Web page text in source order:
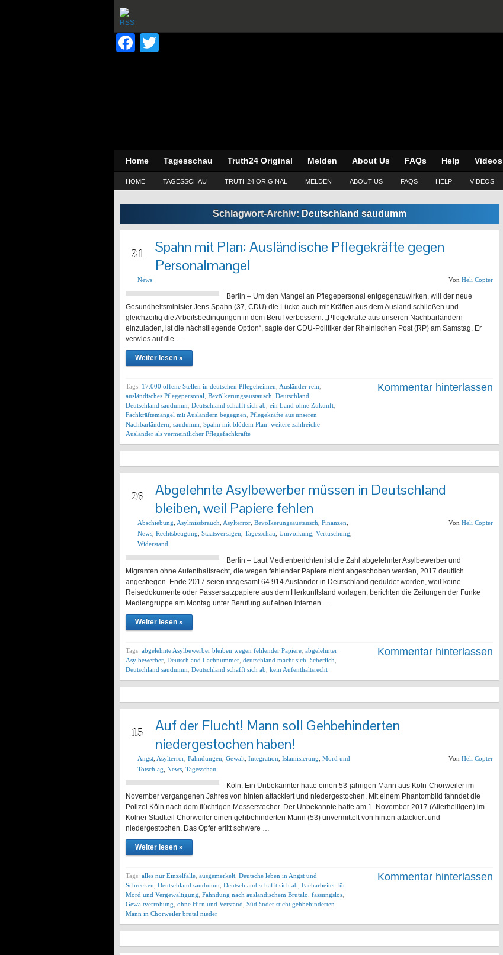
Facebook
Home Tagesschau Truth24 Original Melden About Us FAQs Help Videos
HOME TAGESSCHAU TRUTH24 ORIGINAL MELDEN ABOUT US FAQS HELP VIDEOS
Schlagwort-Archiv: Deutschland saudumm
31
Spahn mit Plan: Ausländische Pflegekräfte gegen
Personalmangel
News Von Heli Copter
Berlin – Um den Mangel an Pflegepersonal entgegenzuwirken, will der neue
Gesundheitsminister Jens Spahn (37, CDU) die Lücke auch mit Kräften aus dem Ausland schließen und
gleichzeitig die Arbeitsbedingungen in dem Beruf verbessern. „Pflegekräfte aus unseren Nachbarländern
einzuladen, ist die nächstliegende Option“, sagte der CDU-Politiker der Rheinischen Post (RP) am Samstag. Er
verwies auf die …
Weiter lesen »
Tags: 17.000 offene Stellen in deutschen Pflegeheimen Ausländer rein
ausländisches Pflegepersonal Bevölkerungsaustausch Deutschland
Deutschland saudumm Deutschland schafft sich ab ein Land ohne Zukunft
Fachkräftemangel mit Ausländern begegnen Pflegekräfte aus unseren
Nachbarländern saudumm Spahn mit blödem Plan: weitere zahlreiche
Ausländer als vermeintlicher Pflegefachkräfte
Kommentar hinterlassen
26
Abgelehnte Asylbewerber müssen in Deutschland
bleiben, weil Papiere fehlen
Abschiebung Asylmissbrauch Asylterror Bevölkerungsaustausch Finanzen
News Rechtsbeugung Staatsversagen Tagesschau Umvolkung Vertuschung
Widerstand
Von Heli Copter
Berlin – Laut Medienberichten ist die Zahl abgelehnter Asylbewerber und
Migranten ohne Aufenthaltsrecht, die wegen fehlender Papiere nicht abgeschoben werden, 2017 deutlich
angestiegen. Ende 2017 seien insgesamt 64.914 Ausländer in Deutschland geduldet worden, weil keine
Reisedokumente oder Passersatzpapiere aus dem Herkunftsland vorlagen, berichten die Zeitungen der Funke
Mediengruppe am Montag unter Berufung auf einen internen …
Weiter lesen »
Tags: abgelehnte Asylbewerber bleiben wegen fehlender Papiere abgelehnter
Asylbewerber Deutschland Lachnummer deutschland macht sich lächerlich
Deutschland saudumm Deutschland schafft sich ab kein Aufenthaltsrecht
Kommentar hinterlassen
15
Auf der Flucht! Mann soll Gehbehinderten
niedergestochen haben!
Angst Asylterror Fahndungen Gewalt Integration Islamisierung Mord und
Totschlag News Tagesschau
Von Heli Copter
Köln. Ein Unbekannter hatte einen 53-jährigen Mann aus Köln-Chorweiler im
November vergangenen Jahres von hinten attackiert und niedergestochen. Mit einem Phantombild fahndet die
Polizei Köln nach dem flüchtigen Messerstecher. Der Unbekannte hatte am 1. November 2017 (Allerheiligen) im
Kölner Stadtteil Chorweiler einen gehbehinderten Mann (53) unvermittelt von hinten attackiert und
niedergestochen. Das Opfer erlitt schwere …
Weiter lesen »
Tags: alles nur Einzelfälle ausgemerkelt Deutsche leben in Angst und
Schrecken Deutschland saudumm Deutschland schafft sich ab Facharbeiter für
Mord und Vergewaltigung Fahndung nach ausländischem Brutalo fassungslos
Gewaltverrohung ohne Hirn und Verstand Südländer sticht gehbehinderten
Mann in Chorweiler brutal nieder
Kommentar hinterlassen